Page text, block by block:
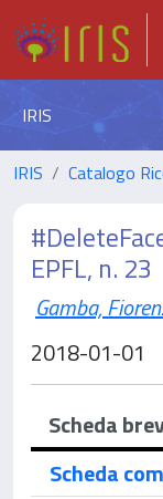
IRIS
IRIS Catalogo
EPFL, n. 23
Gamba,
2018-01-01
Scheda
Scheda